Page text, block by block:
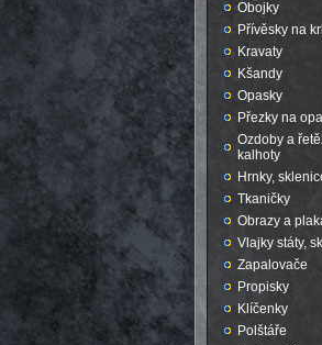
Obojky
Přívěsky na
Kravaty
Kšandy
Opasky
Přezky na
Ozdoby a
kalhoty
Hrnky,
Tkaničky
Obrazy a
Vlajky státy,
Zapalovače
Propisky
Klíčenky
Polštáře